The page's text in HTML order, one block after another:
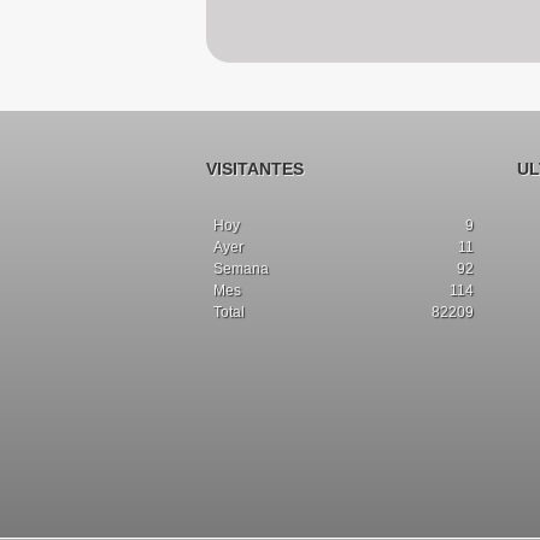
VISITANTES
Hoy
9
Ayer
11
Semana
92
Mes
114
Total
82209